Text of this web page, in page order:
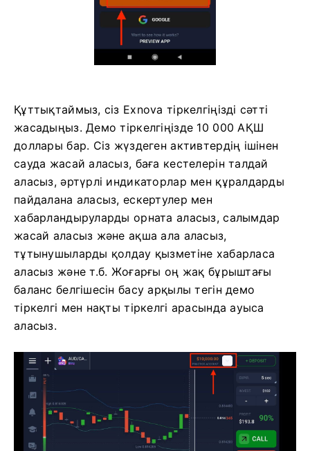
Құттықтаймыз, сіз Exnova тіркелгіңізді сәтті
жасадыңыз. Демо тіркелгіңізде 10 000 АҚШ
доллары бар. Сіз жүздеген активтердің ішінен
сауда жасай аласыз, баға кестелерін талдай
аласыз, әртүрлі индикаторлар мен құралдарды
пайдалана аласыз, ескертулер мен
хабарландыруларды орната аласыз, салымдар
жасай аласыз және ақша ала аласыз,
тұтынушыларды қолдау қызметіне хабарласа
аласыз және т.б. Жоғарғы оң жақ бұрыштағы
баланс белгішесін басу арқылы тегін демо
тіркелгі мен нақты тіркелгі арасында ауыса
аласыз.